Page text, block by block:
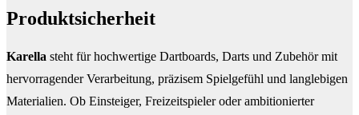
Produktsicherheit
Karella steht für hochwertige Dartboards, Darts und Zubehör mit
hervorragender Verarbeitung, präzisem Spielgefühl und langlebigen
Materialien. Ob Einsteiger, Freizeitspieler oder ambitionierter